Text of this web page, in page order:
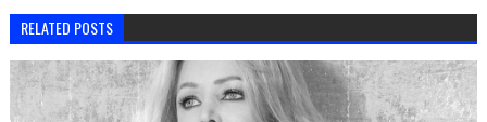
RELATED POSTS